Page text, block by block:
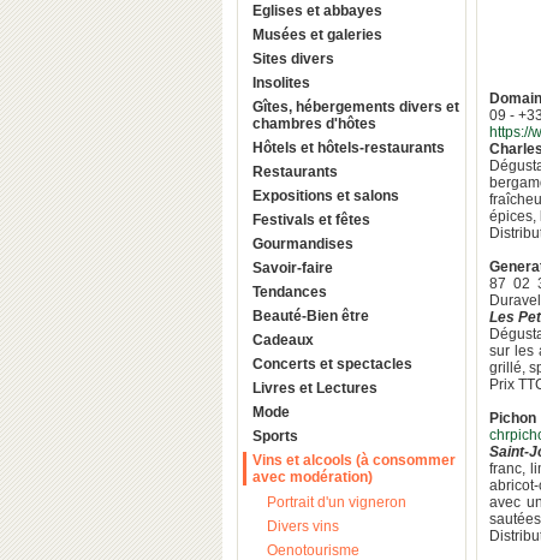
Eglises et abbayes
Musées et galeries
Sites divers
Insolites
Gîtes, hébergements divers et
chambres d'hôtes
Hôtels et hôtels-restaurants
Restaurants
Expositions et salons
Festivals et fêtes
Gourmandises
Savoir-faire
Tendances
Beauté-Bien être
Cadeaux
Concerts et spectacles
Livres et Lectures
Mode
Sports
Vins et alcools (à consommer
avec modération)
Portrait d'un vigneron
Divers vins
Oenotourisme
09 -
https://
épices,
87 02
Les
sur les
grillé,
Prix
Saint-
franc,
avec